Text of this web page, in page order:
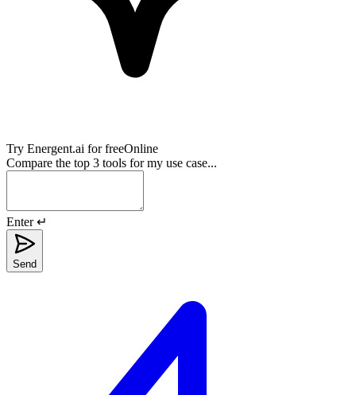
Try Energent.ai for freeOnline
Compare the top 3 tools for my use case...
Enter ↵
Send